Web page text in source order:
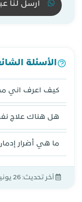
ارسل لنا
الأسئلة
كيف اعرف اني
هل هناك علاج
ما هي أضرار
آخر تحديث: 26 يونيو 2026